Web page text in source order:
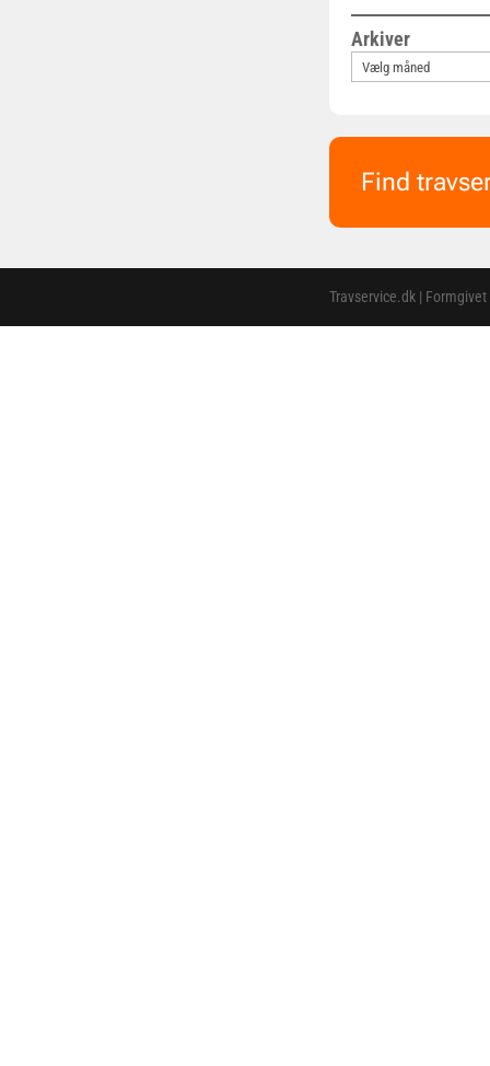
Arkiver
Find
Travservice.dk |